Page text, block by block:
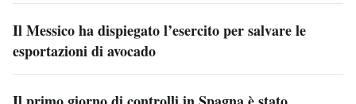
Il Messico ha dispiegato l’esercito per salvare le
esportazioni di avocado